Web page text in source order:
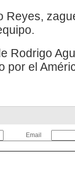
Reyes,
Rodrigo
por el
Email